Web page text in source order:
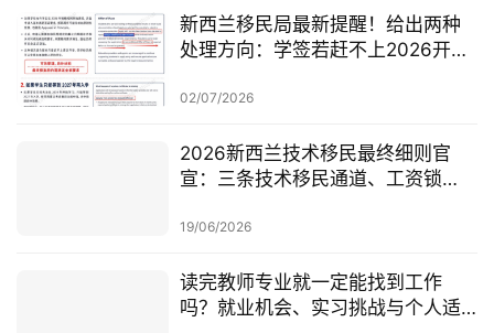
新西兰移民局最新提醒！给出两种
处理方向：学签若赶不上2026开
02/07/2026
2026新西兰技术移民最终细则官
宣：三条技术移民通道、工资锁
查一次梳理
19/06/2026
读完教师专业就一定能找到工作
吗？就业机会、实习挑战与个人适